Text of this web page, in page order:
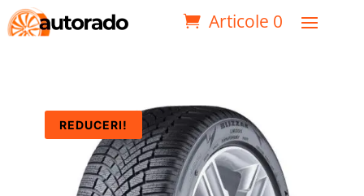
Articole 0
REDUCERI!